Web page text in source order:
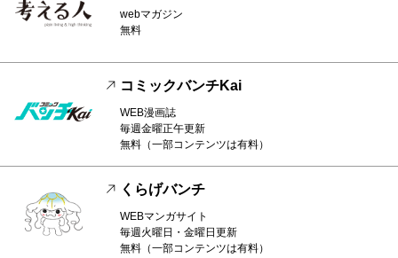
webマガジン
無料
コミックバンチKai
WEB漫画誌
毎週金曜正午更新
無料（一部コンテンツは有料）
くらげバンチ
WEBマンガサイト
毎週火曜日・金曜日更新
無料（一部コンテンツは有料）